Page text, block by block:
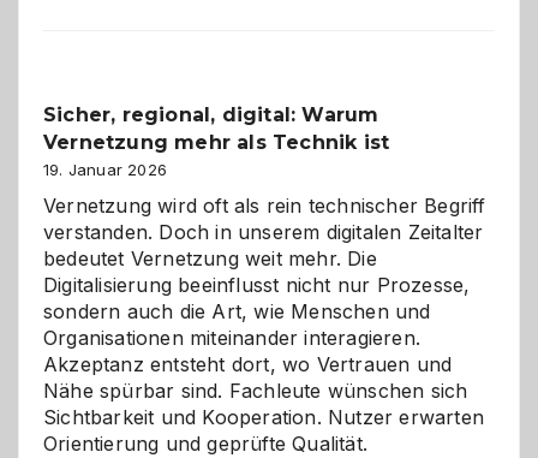
ein
dreifaches
Alaaf!
Sicher, regional, digital: Warum
Vernetzung mehr als Technik ist
19. Januar 2026
Vernetzung wird oft als rein technischer Begriff
verstanden. Doch in unserem digitalen Zeitalter
bedeutet Vernetzung weit mehr. Die
Digitalisierung beeinflusst nicht nur Prozesse,
sondern auch die Art, wie Menschen und
Organisationen miteinander interagieren.
Akzeptanz entsteht dort, wo Vertrauen und
Nähe spürbar sind. Fachleute wünschen sich
Sichtbarkeit und Kooperation. Nutzer erwarten
Orientierung und geprüfte Qualität.